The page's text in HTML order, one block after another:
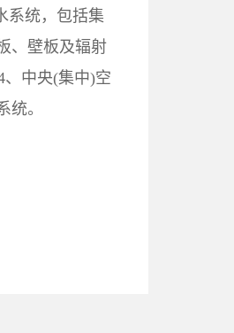
系统，包括集
、壁板及辐射
、中央(集中)空
。